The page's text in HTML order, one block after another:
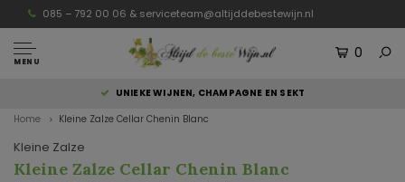
085 – 792 00 06 & serviceteam@altijddebestewijn.nl
MENU
0
UNIEKE WIJNEN, CHAMPAGNE EN SEKT
Home Kleine Zalze Cellar Chenin Blanc
Kleine Zalze
Kleine Zalze Cellar Chenin Blanc